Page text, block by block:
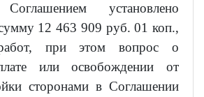
установлено
12 463 909 руб. 01 коп.,
при этом вопрос о
или освобождении от
сторонами в Соглашении